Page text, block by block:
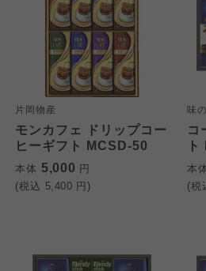
片岡物産
モンカフェ ドリップコー
ヒーギフト MCSD-50
本体 5,000 円
(税込 5,400 円)
味
コ
本
(税